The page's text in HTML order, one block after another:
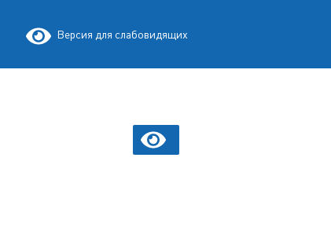
Версия для слабовидящих